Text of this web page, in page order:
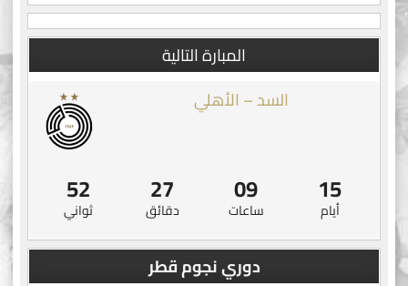
المبارة التالية
السد – الأهلي
15
أيام
09
ساعات
27
دقائق
51
ثواني
دوري نجوم قطر